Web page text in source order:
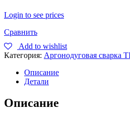
Login to see prices
Сравнить
Add to wishlist
Категория: Аргонодуговая сварка
Описание
Детали
Описание